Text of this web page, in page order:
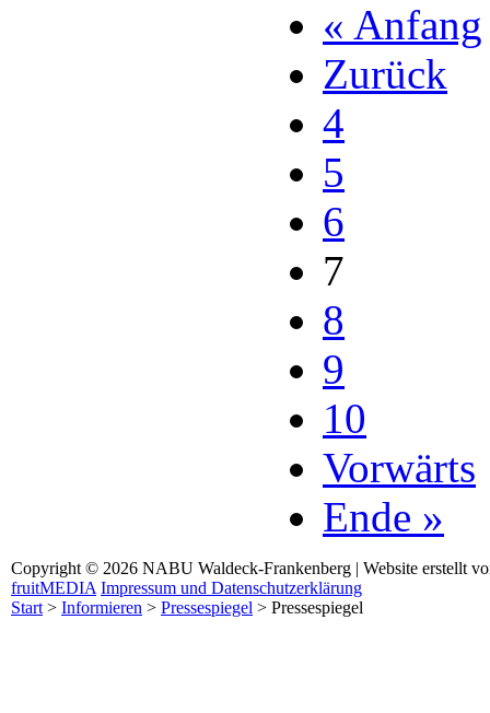
« Anfang
Zurück
4
5
6
7
8
9
10
Vorwärts
Ende »
Copyright © 2026 NABU Waldeck-Frankenberg | Website erstellt
fruitMEDIA Impressum und Datenschutzerklärung
Start> Informieren > Pressespiegel > Pressespiegel